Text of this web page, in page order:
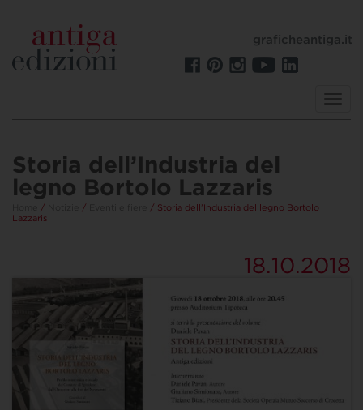
graficheantiga.it
Storia dell’Industria del
legno Bortolo Lazzaris
/ /
/ Storia dell’Industria del legno Bortolo
Lazzaris
18.10.2018